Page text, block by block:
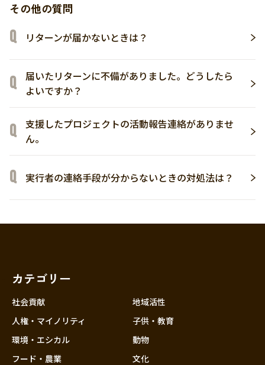
その他の質問
リターンが届かないときは？
届いたリターンに不備がありました。どうしたら
よいですか？
支援したプロジェクトの活動報告連絡がありませ
ん。
実行者の連絡手段が分からないときの対処法は？
カテゴリー
社会貢献
人権・マイノリティ
環境・エシカル
フード・農業
地域活性
子供・教育
動物
文化